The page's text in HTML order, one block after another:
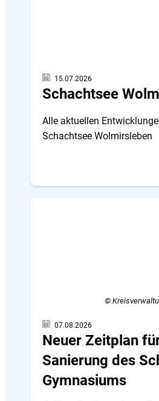
15.07.2026
Schachtsee
Alle aktuellen
Schachtsee Wolmirsleben
©
07.08.2026
Neuer Zeitplan
Sanierung des
Gymnasiums